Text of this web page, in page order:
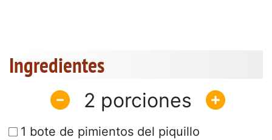
Ingredientes
2
1 bote de pimientos del piquillo